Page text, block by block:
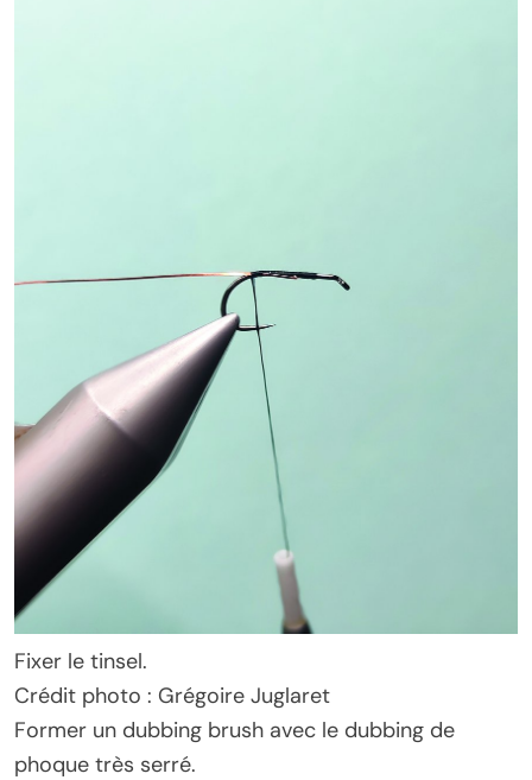
Fixer le tinsel.
Crédit photo : Grégoire Juglaret
Former un dubbing brush avec le dubbing de
phoque très serré.